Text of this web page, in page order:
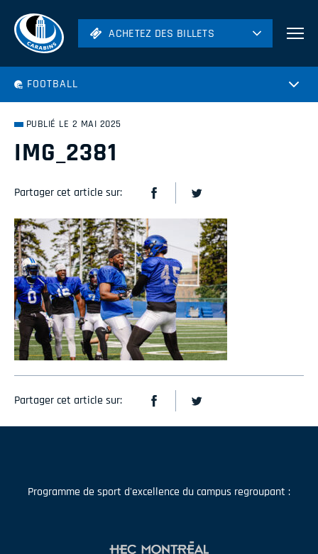
ACHETEZ DES BILLETS
ACHETEZ DES BILLETS
FOOTBALL
PUBLIÉ LE 2 MAI 2025
IMG_2381
Partager cet article sur:
Partager cet article sur:
Programme de sport d'excellence du campus regroupant :